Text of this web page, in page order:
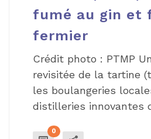
fumé au gin et
fermier
Crédit photo : PTMP
revisitée de la tartine
les boulangeries
distilleries innovantes
0